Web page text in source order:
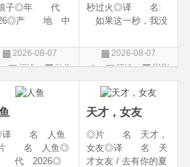
子◎年 代
产 地 中
/ 动作 / 战争◎
日期 2026-08-
接 https://movie.
s
2026-08-07
评论
动作
片
秒过火◎译 名:
如果这一秒，我没
年 代: 2026◎
产 地: 中国大
情 / 爱情◎语 言:
汉语普通话◎上映
2026-08-07
评论
国剧
名 人鱼
名 人鱼◎
代 2026◎
天才，女友
◎片 名 天才，
女友◎译 名 天
才女友 / 去有你的夏